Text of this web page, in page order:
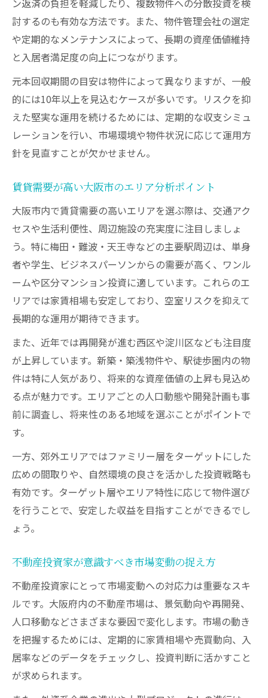
討するのも有効な方法です。また、物件管理会社の選定
や定期的なメンテナンスによって、長期の資産価値維持
と入居者満足度の向上につながります。
元本回収期間の目安は物件によって異なりますが、一般
的には10年以上を見込むケースが多いです。リスクを抑
えた堅実な運用を続けるためには、定期的な収支シミュ
レーションを行い、市場環境や物件状況に応じて運用方
針を見直すことが欠かせません。
賃貸需要が高い大阪市のエリア分析ポイント
大阪市内で賃貸需要の高いエリアを選ぶ際は、交通アク
セスや生活利便性、周辺施設の充実度に注目しましょ
う。特に梅田・難波・天王寺などの主要駅周辺は、単身
者や学生、ビジネスパーソンからの需要が高く、ワンル
ームや区分マンション投資に適しています。これらのエ
リアでは家賃相場も安定しており、空室リスクを抑えて
長期的な運用が期待できます。
また、近年では再開発が進む西区や淀川区なども注目度
が上昇しています。新築・築浅物件や、駅徒歩圏内の物
件は特に人気があり、将来的な資産価値の上昇も見込め
る点が魅力です。エリアごとの人口動態や開発計画も事
前に調査し、将来性のある地域を選ぶことがポイントで
す。
一方、郊外エリアではファミリー層をターゲットにした
広めの間取りや、自然環境の良さを活かした投資戦略も
有効です。ターゲット層やエリア特性に応じて物件選び
を行うことで、安定した収益を目指すことができるでし
ょう。
不動産投資家が意識すべき市場変動の捉え方
不動産投資家にとって市場変動への対応力は重要なスキ
ルです。大阪府内の不動産市場は、景気動向や再開発、
人口移動などさまざまな要因で変化します。市場の動き
を把握するためには、定期的に家賃相場や売買動向、入
居率などのデータをチェックし、投資判断に活かすこと
が求められます。